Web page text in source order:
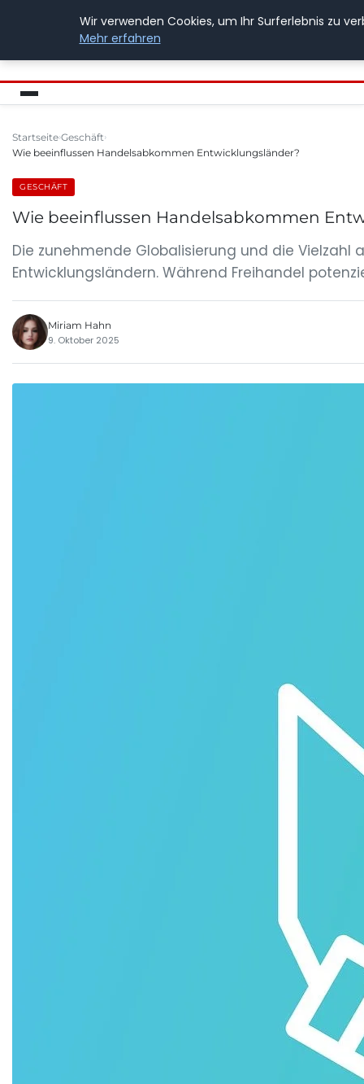
BUSSICHARLY
Startseite Geschäft
Wie beeinflussen Handelsabkommen Entwicklungsländer?
GESCHÄFT
Wie beeinflussen Handelsabkommen
Die zunehmende Globalisierung und die
Entwicklungsländern. Während Freihandel
Miriam Hahn
9. Oktober 2025
Wir verwenden Cookies, um Ihr Surferlebnis zu
Mehr erfahren